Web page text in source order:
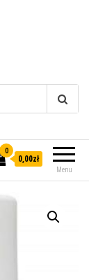
Menu
0
0,00zł